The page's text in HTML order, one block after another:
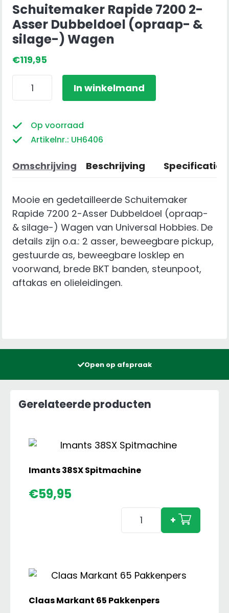
Schuitemaker Rapide 7200 2-
Asser Dubbeldoel (opraap- &
silage-) Wagen
€119,95
Schuitemaker
Rapide
2-
Asser
(opraap-
Wagen
aantal
In winkelmand
Op voorraad
Artikelnr.: UH6406
Omschrijving Beschrijving Specificaties
Mooie en gedetailleerde Schuitemaker
Rapide 7200 2-Asser Dubbeldoel (opraap-
& silage-) Wagen van Universal Hobbies. De
details zijn o.a.: 2 asser, beweegbare pickup,
gestuurde as, beweegbare losklep en
voorwand, brede BKT banden, steunpoot,
aftakas en olieleidingen.
Open op afspraak
Gerelateerde producten
Imants 38SX Spitmachine
€59,95
Imants
38SX
+
Claas Markant 65 Pakkenpers